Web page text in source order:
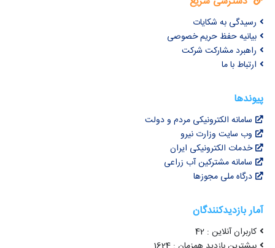
رسیدگی به شکایات
بیانیه حفظ حریم خصوصی
راهبرد مشارکت شرکت
ارتباط با ما
پیوندها
سامانه الکترونیکی مردم و دولت
وب سایت وزارت نیرو
خدمات الکترونیکی ایران
سامانه مشترکین آب زراعی
درگاه ملی مجوزها
آمار بازدیدکنندگان
کاربران آنلاین : 42